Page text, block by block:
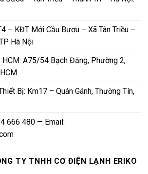
– KĐT Mới Cầu Bươu – Xã Tân Triều –
Hà Nội
HCM: A75/54 Bạch Đằng, Phường 2,
Bị: Km17 – Quán Gánh, Thường Tín,
666 480 — Email:
TY TNHH CƠ ĐIỆN LẠNH ERIKO